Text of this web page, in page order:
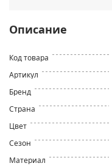
Описание
Код товара
Артикул
Бренд
Страна
Цвет
Сезон
Материал